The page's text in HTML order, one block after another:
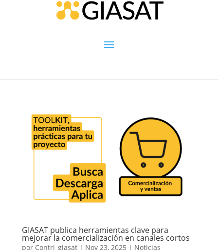
GIASAT publica herramientas clave para
mejorar la comercialización en canales cortos
por Contri_giasat| Nov 23, 2025 | Noticias